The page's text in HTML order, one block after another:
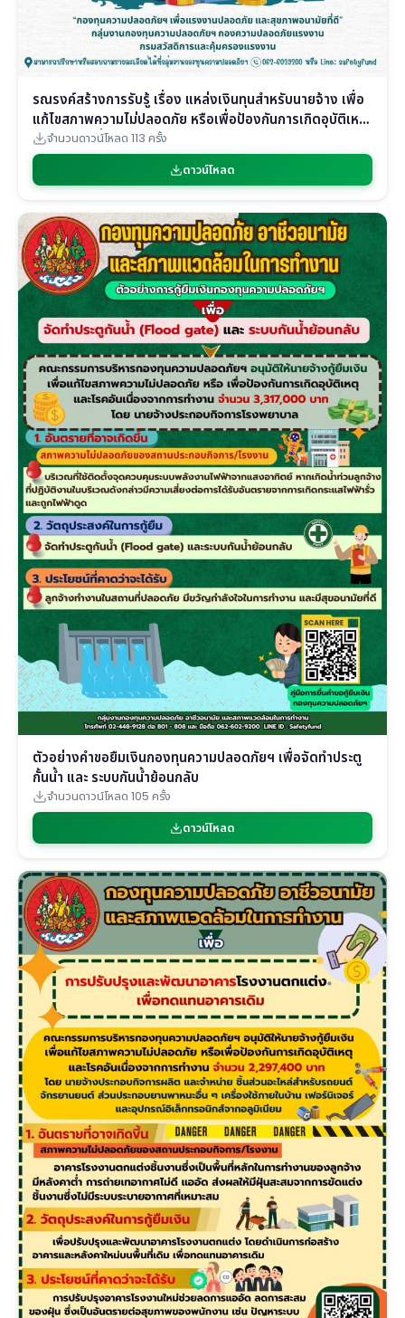
รณรงค์สร้างการรับรู้ เรื่อง แหล่งเงินทุนสำหรับนายจ้าง เพื่อ
แก้ไขสภาพความไม่ปลอดภัย หรือเพื่อป้องกันการเกิดอุบัติเหตุ
และโรคอันเนื่องจากการทำงาน
จำนวนดาวน์โหลด 113 ครั้ง
ดาวน์โหลด
ตัวอย่างคำขอยืมเงินกองทุนความปลอดภัยฯ เพื่อจัดทำประตู
กั้นน้ำ และ ระบบกันน้ำย้อนกลับ
จำนวนดาวน์โหลด 105 ครั้ง
ดาวน์โหลด